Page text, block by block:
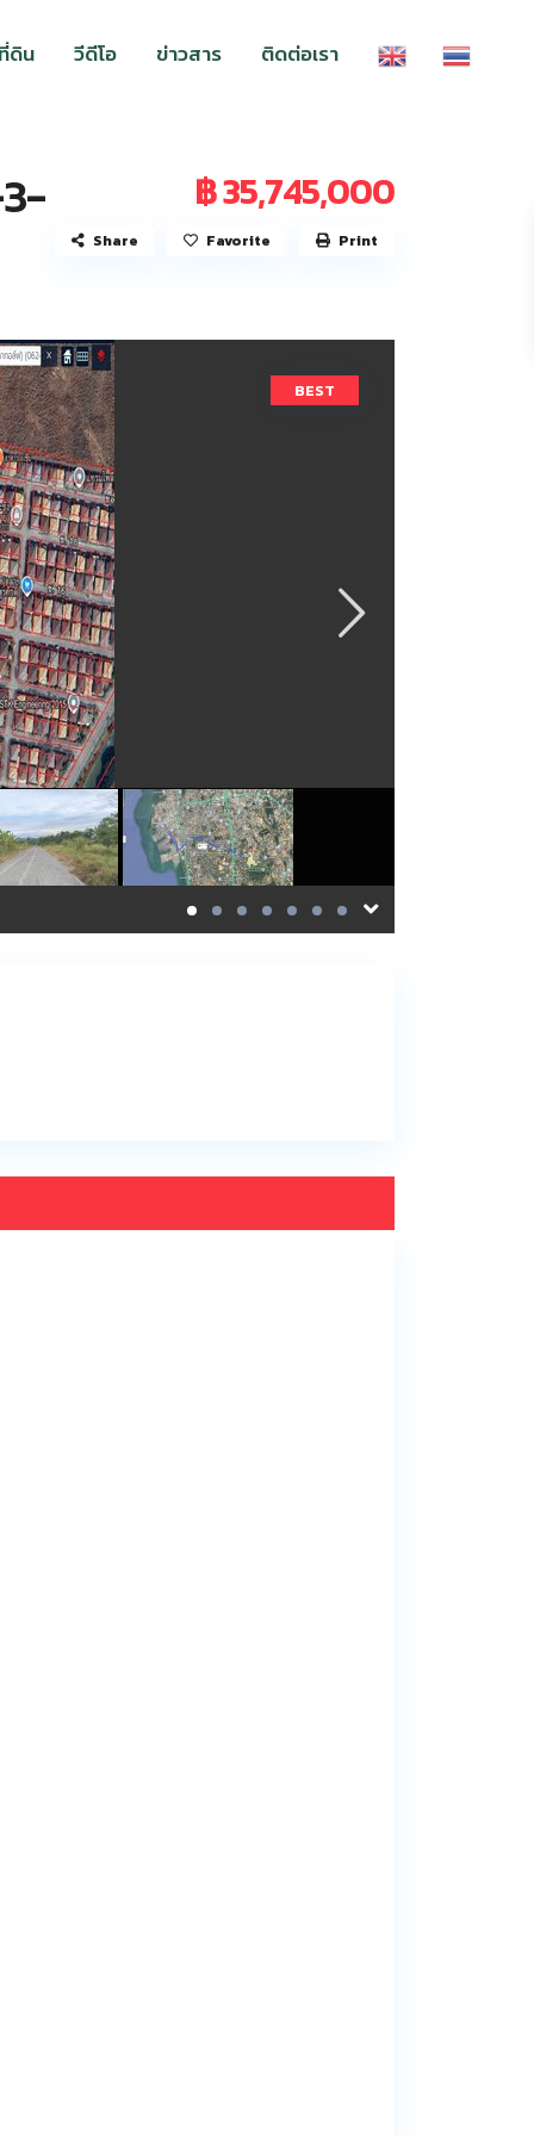
ดิน วีดีโอ ข่าวสาร ติดต่อเรา
฿ 35,745,000
Share Favorite Print
BEST